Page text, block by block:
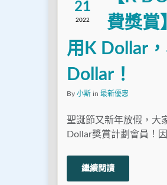
21
2022
費獎賞
用K Dollar
Dollar！
By 小斯 in 最新優惠
聖誕節又新年放假，大
Dollar獎賞計劃會員！
繼續閱讀